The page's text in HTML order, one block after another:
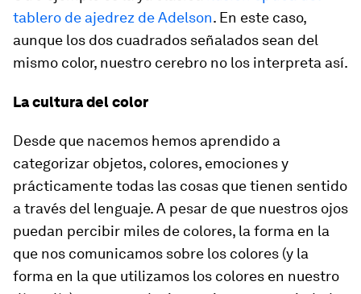
tablero de ajedrez de Adelson. En este caso,
aunque los dos cuadrados señalados sean del
mismo color, nuestro cerebro no los interpreta así.
La cultura del color
Desde que nacemos hemos aprendido a
categorizar objetos, colores, emociones y
prácticamente todas las cosas que tienen sentido
a través del lenguaje. A pesar de que nuestros ojos
puedan percibir miles de colores, la forma en la
que nos comunicamos sobre los colores (y la
forma en la que utilizamos los colores en nuestro